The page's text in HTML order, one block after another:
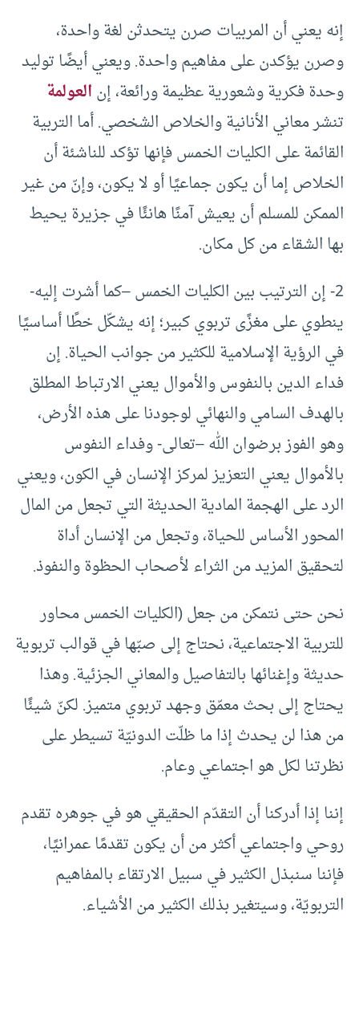
إنه يعني أن المربيات صرن يتحدثن لغة واحدة،
وصرن يؤكدن على مفاهيم واحدة. ويعني أيضًا توليد
وحدة فكرية وشعورية عظيمة ورائعة، إنالعولمة
تنشر معاني الأنانية والخلاص الشخصي. أما التربية
القائمة على الكليات الخمس فإنها تؤكد للناشئة أن
الخلاص إما أن يكون جماعيًا أو لا يكون، وإنّ من غير
الممكن للمسلم أن يعيش آمنًا هانئًا في جزيرة يحيط
بها الشقاء من كل مكان.
2- إن الترتيب بين الكليات الخمس –كما أشرت إليه-
ينطوي على مغزًى تربوي كبير؛ إنه يشكّل خطًا أساسيًا
في الرؤية الإسلامية للكثير من جوانب الحياة. إن
فداء الدين بالنفوس والأموال يعني الارتباط المطلق
بالهدف السامي والنهائي لوجودنا على هذه الأرض،
وهو الفوز برضوان الله –تعالى- وفداء النفوس
بالأموال يعني التعزيز لمركز الإنسان في الكون، ويعني
الرد على الهجمة المادية الحديثة التي تجعل من المال
المحور الأساس للحياة، وتجعل من الإنسان أداة
لتحقيق المزيد من الثراء لأصحاب الحظوة والنفوذ.
نحن حتى نتمكن من جعل (الكليات الخمس محاور
للتربية الاجتماعية، نحتاج إلى صبّها في قوالب تربوية
حديثة وإغنائها بالتفاصيل والمعاني الجزئية. وهذا
يحتاج إلى بحث معمّق وجهد تربوي متميز. لكنّ شيئًا
من هذا لن يحدث إذا ما ظلّت الدونيّة تسيطر على
نظرتنا لكل هو اجتماعي وعام.
إننا إذا أدركنا أن التقدّم الحقيقي هو في جوهره تقدم
روحي واجتماعي أكثر من أن يكون تقدمًا عمرانيًا،
فإننا سنبذل الكثير في سبيل الارتقاء بالمفاهيم
التربويّة، وسيتغير بذلك الكثير من الأشياء.